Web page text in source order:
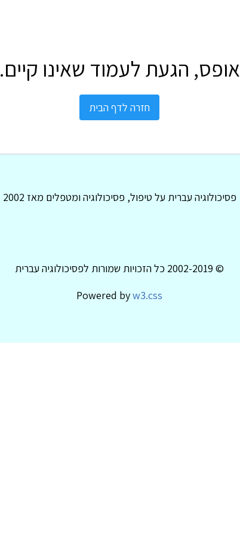
אופס, הגעת לעמוד שאינו קיים.
חזרה לדף הבית
פסיכולוגיה עברית על טיפול, פסיכולוגיה ומטפלים מאז 2002
© 2002-2019 כל הזכויות שמורות לפסיכולוגיה עברית
Powered byw3.css